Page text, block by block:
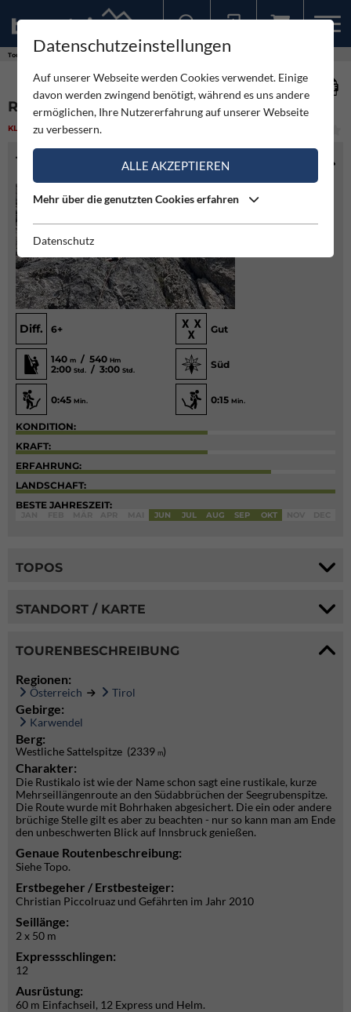
Touren
RUSTIKALO - SEEGRUBENSPITZE
KLETTERN MITTEL
TOURENINFO
Diff. 6+ Gut
140 m / 540 Hm
2:00 Std. / 3:00 Std.
Süd
0:45 Min. 0:15 Min.
KONDITION:
KRAFT:
ERFAHRUNG:
LANDSCHAFT:
BESTE JAHRESZEIT:
JUN JUL AUG SEP OKT
TOPOS
STANDORT / KARTE
TOURENBESCHREIBUNG
Regionen:
Österreich Tirol
Gebirge:
Karwendel
Berg:
Westliche Sattelspitze (2339 m)
Charakter:
Die Rustikalo ist wie der Name schon sagt eine rustikale, kurze
Mehrseillängenroute an den Südabbrüchen der Seegrubenspitze.
Die Route wurde mit Bohrhaken abgesichert. Die ein oder andere
brüchige Stelle gilt es aber zu beachten - nur so kann man am Ende
den unbeschwerten Blick auf Innsbruck genießen.
Genaue Routenbeschreibung:
Siehe Topo.
Erstbegeher / Erstbesteiger:
Christian Piccolruaz und Gefährten im Jahr 2010
Seillänge:
2 x 50 m
Expressschlingen:
12
Ausrüstung:
60 m Einfachseil, 12 Express und Helm.
Datenschutzeinstellungen
Auf unserer Webseite werden Cookies verwendet. Einige
davon werden zwingend benötigt, während es uns andere
ermöglichen, Ihre Nutzererfahrung auf unserer Webseite
zu verbessern.
ALLE AKZEPTIEREN
Mehr über die genutzten Cookies erfahren
Datenschutz